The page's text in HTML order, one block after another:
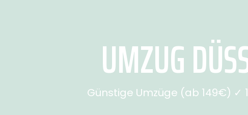
UMZUG
Günstige Umzüge (ab 149€) ✓